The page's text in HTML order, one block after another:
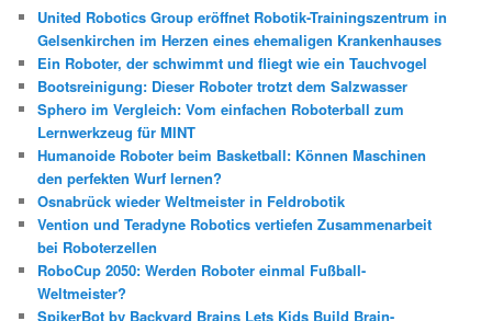
n
United Robotics Group eröffnet Robotik-Trainingszentrum in
Gelsenkirchen im Herzen eines ehemaligen Krankenhauses
Ein Roboter, der schwimmt und fliegt wie ein Tauchvogel
Bootsreinigung: Dieser Roboter trotzt dem Salzwasser
Sphero im Vergleich: Vom einfachen Roboterball zum
Lernwerkzeug für MINT
Humanoide Roboter beim Basketball: Können Maschinen
den perfekten Wurf lernen?
Osnabrück wieder Weltmeister in Feldrobotik
Vention und Teradyne Robotics vertiefen Zusammenarbeit
bei Roboterzellen
RoboCup 2050: Werden Roboter einmal Fußball-
Weltmeister?
SpikerBot by Backyard Brains Lets Kids Build Brain-